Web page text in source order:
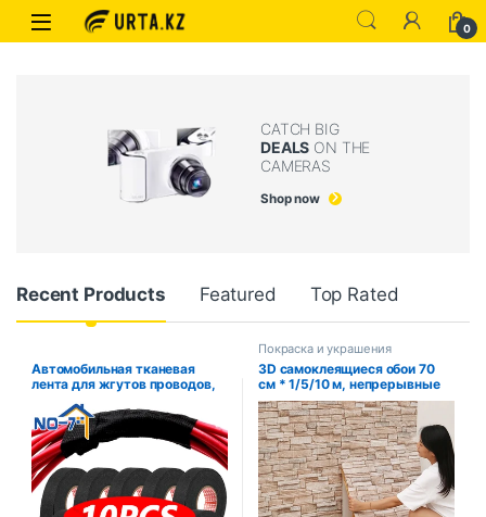
0
CATCH BIG
DEALS ON THE
CAMERAS
Shop now
Recent Products Featured Top Rated
Автомобильная тканевая
лента для жгутов проводов,
водонепроницаемая
изоляционная изоляционная
лента, черная
самоклеящаяся тканевая
лента
Покраска и украшения
3D самоклеящиеся обои 70
см * 1/5/10 м, непрерывные
водонепроницаемые
наклейки на кирпичную
стену, гостиная, спальня,
детская комната, домашний
декор